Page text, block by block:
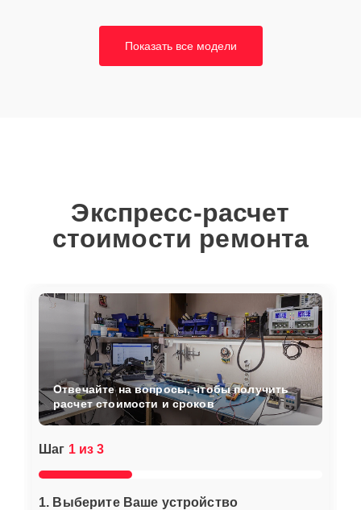
Показать все модели
Экспресс-расчет
стоимости ремонта
Шаг 1 из 3
1. Выберите Ваше устройство
Отвечайте на вопросы, чтобы получить
расчет стоимости и сроков